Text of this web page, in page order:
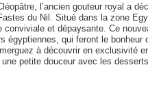
l’ancien gouteur royal a
du Nil. Situé dans la zone
et dépaysante. Ce
égyptiennes, qui feront le bonheur
à découvrir en exclusivité
petite douceur avec les